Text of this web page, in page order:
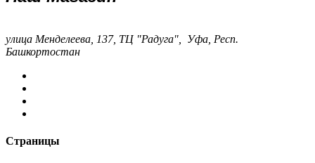
улица Менделеева, 137, ТЦ "Радуга", Уфа, Респ.
Башкортостан
Страницы